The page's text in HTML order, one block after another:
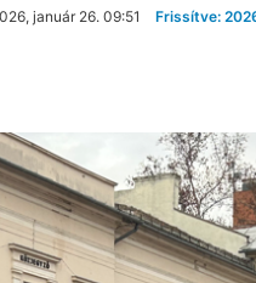
január 26. 09:51 Frissítve: